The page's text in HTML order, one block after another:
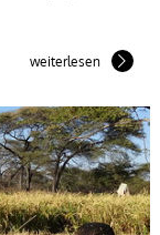
weiterlesen